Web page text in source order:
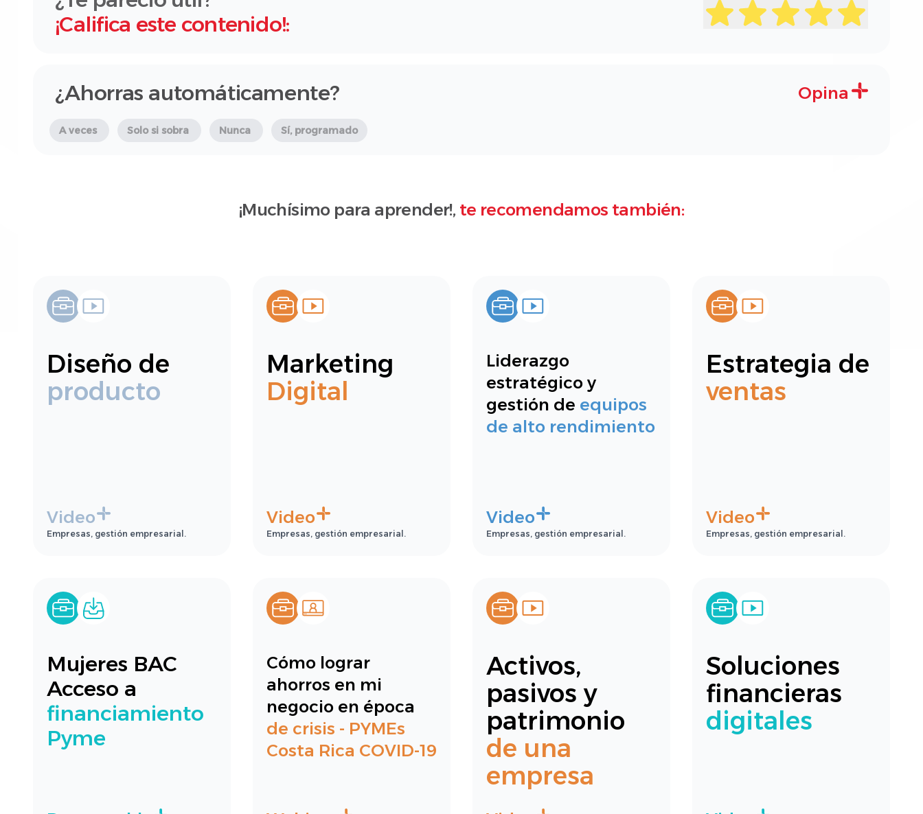
¡Califica este contenido!:
¿Ahorras automáticamente? Opina
A veces Solo si sobra Nunca Sí, programado
¡Muchísimo para aprender!, te recomendamos también:
Diseño de
producto
Video
Empresas, gestión empresarial.
Marketing
Digital
Video
Empresas, gestión empresarial.
Liderazgo
estratégico y
gestión de equipos
de alto rendimiento
Video
Empresas, gestión empresarial.
Estrategia de
ventas
Video
Empresas, gestión empresarial.
Mujeres BAC
Acceso a
financiamiento
Pyme
Cómo lograr
ahorros en mi
negocio en época
de crisis - PYMEs
Costa Rica COVID-19
Activos,
pasivos y
patrimonio
de una
empresa
Soluciones
financieras
digitales